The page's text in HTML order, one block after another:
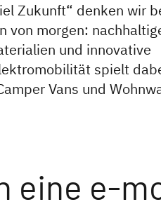
Zukunft“ denken wir
von morgen:
und innovative
spielt
Vans und
eine e-